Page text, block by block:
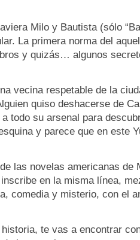
Milo y Bautista (sólo
La primera norma del
y quizás… algunos
vecina respetable de la
quiso deshacerse de
todo su arsenal para
y parece que en este
las novelas americanas de
en la misma línea,
comedia y misterio, con el
historia, te vas a encontrar